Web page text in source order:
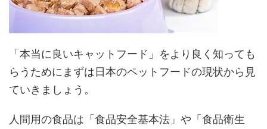
「本当に良いキャットフード」をより良く知っても
らうためにまずは日本のペットフードの現状から見
ていきましょう。
人間用の食品は「食品安全基本法」や「食品衛生